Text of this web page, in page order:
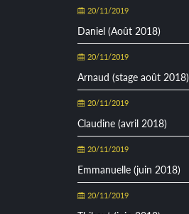
20/11/2019
Daniel (Août 2018)
20/11/2019
Arnaud (stage août 2018)
20/11/2019
Claudine (avril 2018)
20/11/2019
Emmanuelle (juin 2018)
20/11/2019